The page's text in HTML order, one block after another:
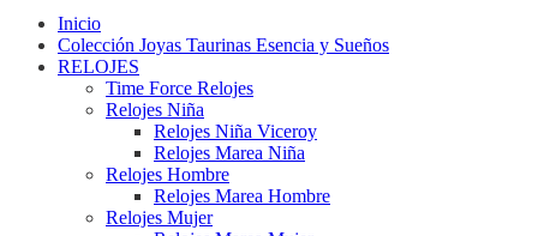
Inicio
Colección Joyas Taurinas Esencia y Sueños
RELOJES
Time Force Relojes
Relojes Niña
Relojes Niña Viceroy
Relojes Marea Niña
Relojes Hombre
Relojes Marea Hombre
Relojes Mujer